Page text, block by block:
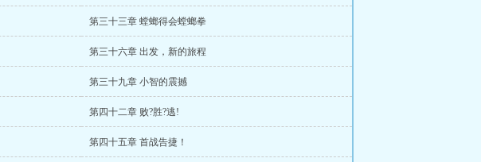
第三十三章 螳螂得会螳螂拳
第三十六章 出发，新的旅程
第三十九章 小智的震撼
第四十二章 败?胜?逃!
第四十五章 首战告捷！